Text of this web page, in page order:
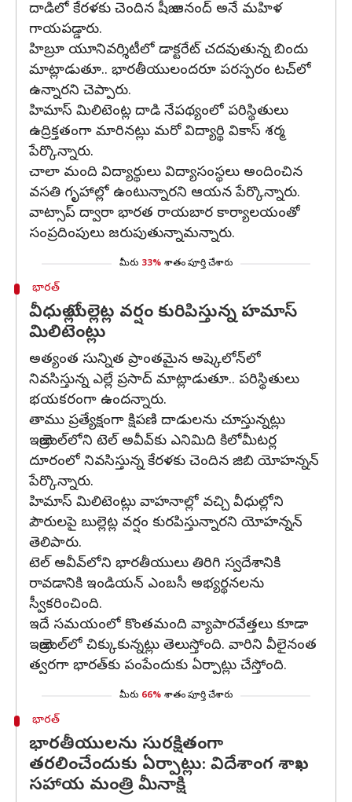
దాడిలో కేరళకు చెందిన షీజా ఆనంద్ అనే మహిళ
గాయపడ్డారు.
హిబ్రూ యూనివర్శిటీలో డాక్టరేట్ చదవుతున్న బిందు
మాట్లాడుతూ.. భారతీయులందరూ పరస్పరం టచ్‌లో
ఉన్నారని చెప్పారు.
హిమాస్ మిలిటెంట్ల దాడి నేపథ్యంలో పరిస్థితులు
ఉద్రిక్తతంగా మారినట్లు మరో విద్యార్థి వికాస్ శర్మ
పేర్కొన్నారు.
చాలా మంది విద్యార్థులు విద్యాసంస్థలు అందించిన
వసతి గృహాల్లో ఉంటున్నారని ఆయన పేర్కొన్నారు.
వాట్సాప్ ద్వారా భారత రాయబార కార్యాలయంతో
సంప్రదింపులు జరుపుతున్నామన్నారు.
మీరు 33% శాతం పూర్తి చేశారు
భారత్
వీధుల్లో బుల్లెట్ల వర్షం కురిపిస్తున్న హమాస్
మిలిటెంట్లు
అత్యంత సున్నిత ప్రాంతమైన అష్కెలోన్‌లో
నివసిస్తున్న ఎల్లే ప్రసాద్ మాట్లాడుతూ.. పరిస్థితులు
భయకరంగా ఉందన్నారు.
తాము ప్రత్యేక్షంగా క్షిపణి దాడులను చూస్తున్నట్లు
ఇజ్రాయెల్‌లోని టెల్ అవీవ్‌కు ఎనిమిది కిలోమీటర్ల
దూరంలో నివసిస్తున్న కేరళకు చెందిన జిబి యోహన్నన్
పేర్కొన్నారు.
హిమాస్ మిలిటెంట్లు వాహనాల్లో వచ్చి వీధుల్లోని
పౌరులపై బుల్లెట్ల వర్షం కురపిస్తున్నారని యోహన్నన్
తెలిపారు.
టెల్ అవీవ్‌లోని భారతీయులు తిరిగి స్వదేశానికి
రావడానికి ఇండియన్ ఎంబసీ అభ్యర్థనలను
స్వీకరించింది.
ఇదే సమయంలో కొంతమంది వ్యాపారవేత్తలు కూడా
ఇజ్రాయెల్‌లో చిక్కుకున్నట్లు తెలుస్తోంది. వారిని వీలైనంత
త్వరగా భారత్‌కు పంపేందుకు ఏర్పాట్లు చేస్తోంది.
మీరు 66% శాతం పూర్తి చేశారు
భారత్
భారతీయులను సురక్షితంగా
తరలించేందుకు ఏర్పాట్లు: విదేశాంగ శాఖ
సహాయ మంత్రి మీనాక్షి